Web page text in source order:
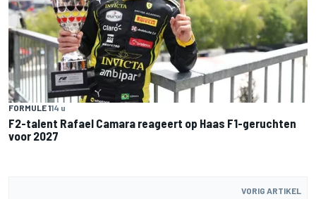
FORMULE 114 u
F2-talent Rafael Camara reageert op Haas F1-geruchten
voor 2027
VORIG ARTIKEL